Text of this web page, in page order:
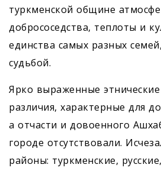
туркменской общине
добрососедства, теплоты и
единства самых разных
судьбой.
Ярко выраженные
различия, характерные для
а отчасти и довоенного
городе отсутствовали.
районы: туркменские,